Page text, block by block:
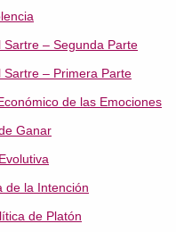
Sartre – Segunda Parte
Sartre – Primera Parte
de las Emociones
Ganar
de la Intención
de Platón